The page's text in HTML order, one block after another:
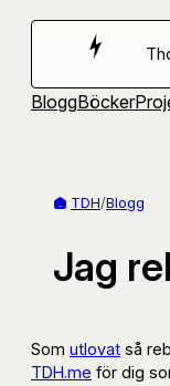
Hoppa
BloggBöcker
TDH/Blogg
Jag
Som utlovat så
TDH.me för dig